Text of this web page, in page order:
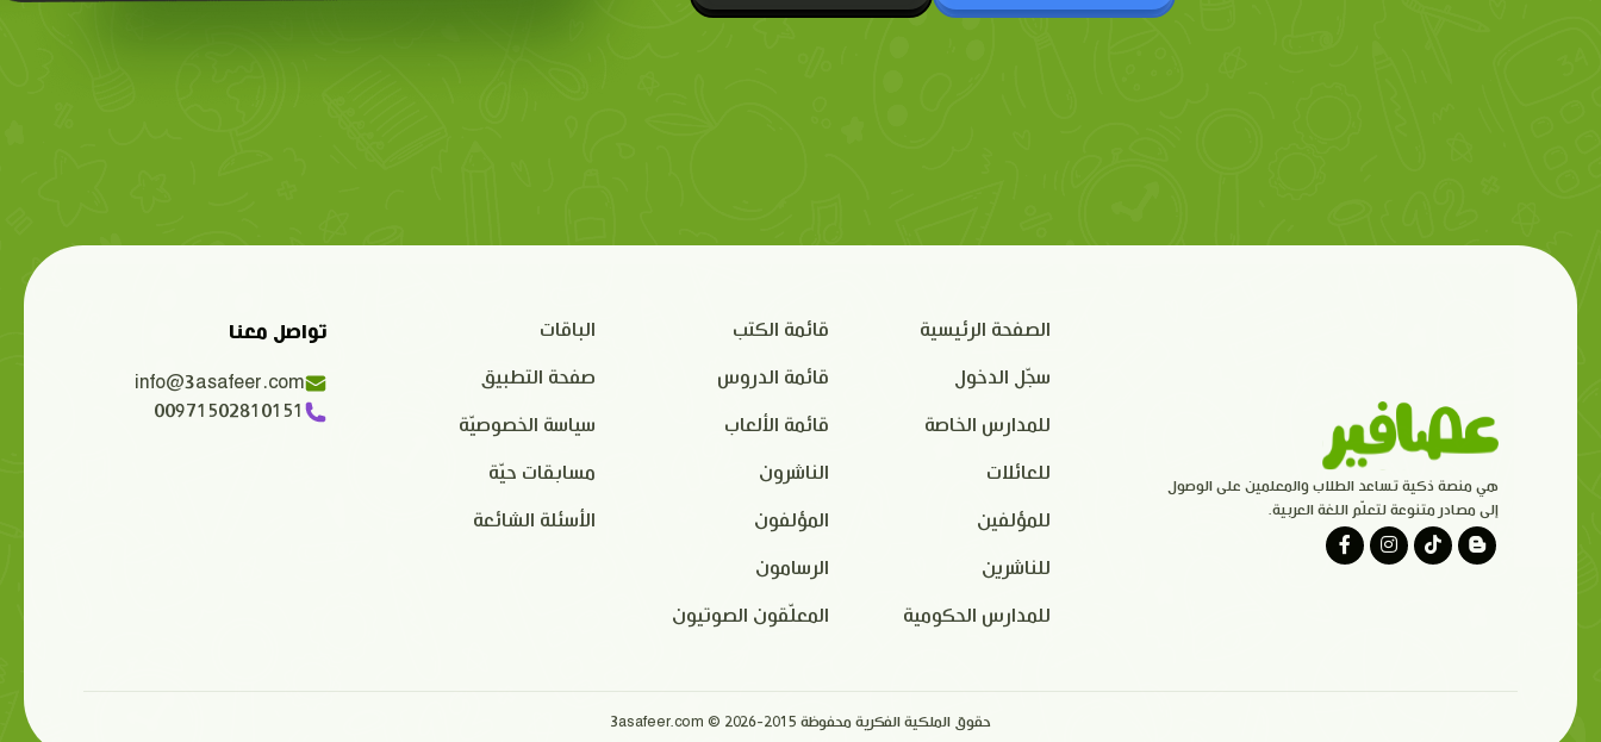
هي منصة ذكية تساعد الطلاب والمعلمين على الوصول
إلى مصادر متنوعة لتعلّم اللغة العربية.
الصفحة الرئيسية
سجّل الدخول
للمدارس الخاصة
للعائلات
للمؤلفين
للناشرين
للمدارس الحكومية
قائمة الكتب
قائمة الدروس
قائمة الألعاب
الناشرون
المؤلفون
الرسامون
المعلّقون الصوتيون
الباقات
صفحة التطبيق
سياسة الخصوصيّة
مسابقات حيّة
الأسئلة الشائعة
تواصل معنا
info@3asafeer.com
00971502810151
حقوق الملكية الفكرية محفوظة 2015-2026 © 3asafeer.com